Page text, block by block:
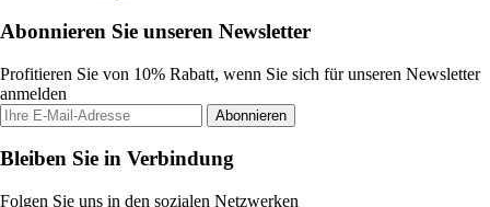
Abonnieren Sie unseren Newsletter
Profitieren Sie von 10% Rabatt, wenn Sie sich für unseren Newsletter
anmelden
Abonnieren
Bleiben Sie in Verbindung
Folgen Sie uns in den sozialen Netzwerken